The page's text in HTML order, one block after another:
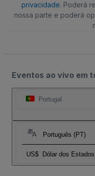
privacidade. Poderá
nossa parte e poderá
Eventos ao vivo em
Portugal
Português (PT)
US$ Dólar dos